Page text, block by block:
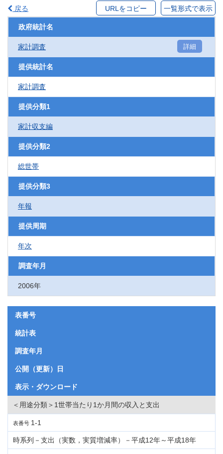
戻る URLをコピー 一覧形式で表示
政府統計名
家計調査 詳細
提供統計名
家計調査
提供分類1
家計収支編
提供分類2
総世帯
提供分類3
年報
提供周期
年次
調査年月
2006年
表番号
統計表
調査年月
公開（更新）日
表示・ダウンロード
＜用途分類＞1世帯当たり1か月間の収入と支出
表番号 1-1
時系列－支出（実数，実質増減率）－平成12年～平成18年